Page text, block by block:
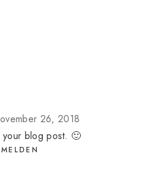
26, 2018
your blog post. 🙂